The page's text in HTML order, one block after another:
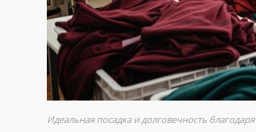
Идеальная посадка и долговечность